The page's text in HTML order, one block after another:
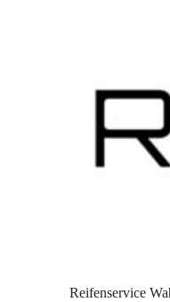
Reifenservice